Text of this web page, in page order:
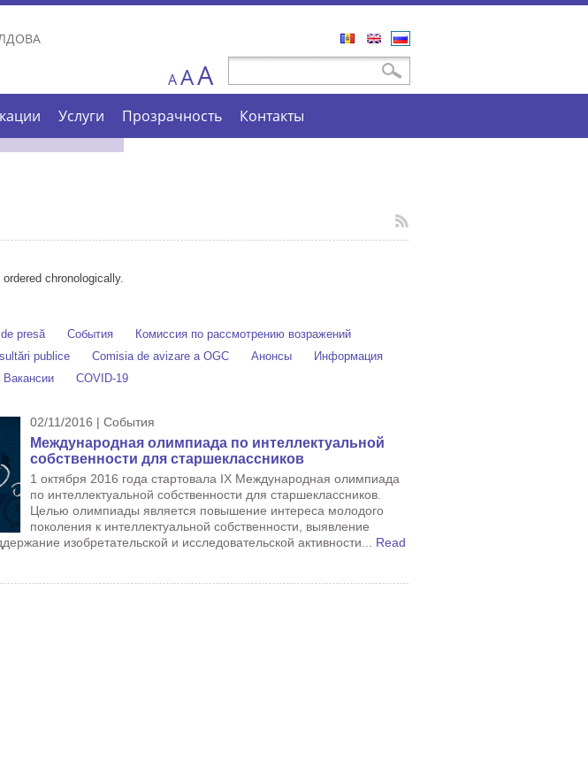
Поиск
A AA
Услуги Прозрачность Контакты
chronologically.
presă События
Комиссия по рассмотрению возражений
publice Comisia de avizare a OGC Анонсы
Информация
Вакансии COVID-19
02/11/2016 | События
Международная олимпиада по интеллектуальной
собственности для старшеклассников
1 октября 2016 года стартовала IХ Международная олимпиада
по интеллектуальной собственности для старшеклассников.
Целью олимпиады является повышение интереса молодого
поколения к интеллектуальной собственности, выявление
изобретательской и исследовательской активности... Read